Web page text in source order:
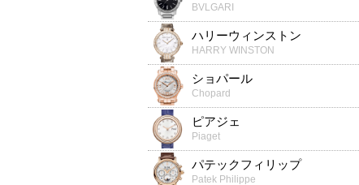
BVLGARI
ハリーウィンストン
HARRY WINSTON
ショパール
Chopard
ピアジェ
Piaget
パテックフィリップ
Patek Philippe